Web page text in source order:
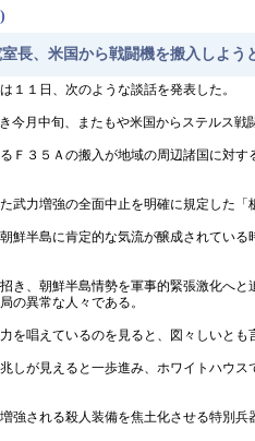
長、米国から戦闘機を搬入しよう
１１日、次のような談話を発表した。
今月中旬、またもや米国からステルス
Ｆ３５Ａの搬入が地域の周辺諸国に対
武力増強の全面中止を明確に規定した
鮮半島に肯定的な気流が醸成されてい
き、朝鮮半島情勢を軍事的緊張激化へ
の異常な人々である。
を唱えているのを見ると、図々しいとも
しが見えると一歩進み、ホワイトハウ
強される殺人装備を焦土化させる特別